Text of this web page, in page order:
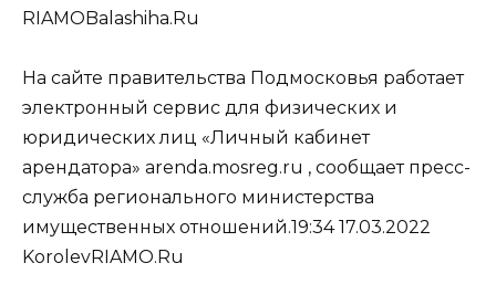
RIAMOBalashiha.Ru
На сайте правительства Подмосковья работает
электронный сервис для физических и
юридических лиц «Личный кабинет
арендатора» arenda.mosreg.ru , сообщает пресс-
служба регионального министерства
имущественных отношений.19:34 17.03.2022
KorolevRIAMO.Ru